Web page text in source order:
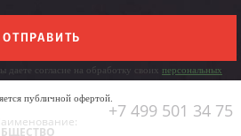
ОТПРАВИТЬ
согласие на обработку своих персональных
публичной офертой.
+7 499 501 34 75